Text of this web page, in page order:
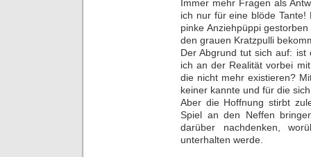
Immer mehr Fragen als
ich nur für eine blöde
pinke Anziehpüppi
den grauen Kratzpulli
Der Abgrund tut sich auf: ist
ich an der Realität vorbei
die nicht mehr existieren?
keiner kannte und für die
Aber die Hoffnung stirbt
Spiel an den Neffen
darüber nachdenken,
unterhalten werde.